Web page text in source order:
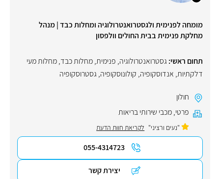
מומחה לפנימית ולגסטרואנטרולוגיה ומחלות כבד | מנהל
מחלקת פנימית בבית החולים וולפסון
תחום ראשי: גסטרואנטרולוגיה, פנימית,מחלות כבד,מחלות מעי
דלקתיות, אנדוסקופיה, קולונוסקופיה, גסטרוסקופיה
חולון
פרטי,מכבי שירותי בריאות
"נעים ורציני" לקריאת חוות הדעת
055-4314723
יצירת קשר